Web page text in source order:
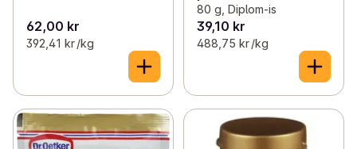
62,00 kr
392,41 kr /kg
80 g, Diplom-is
39,10 kr
488,75 kr /kg